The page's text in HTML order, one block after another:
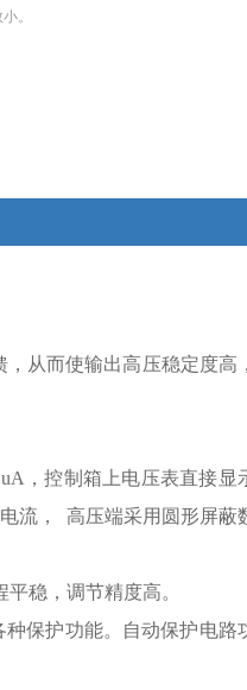
。
从而使输出高压稳定度高
电。
，控制箱上电压表直接显
流， 高压端采用圆形屏蔽
稳，调节精度高。
保护功能。自动保护电路